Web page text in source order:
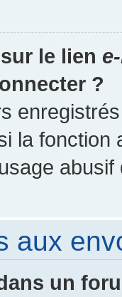
le lien
?
la fonction
aux
un